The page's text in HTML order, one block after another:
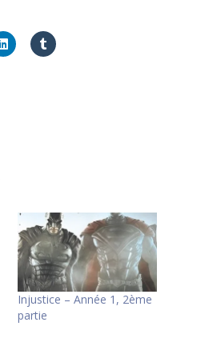
Injustice – Année 1, 2ème
partie